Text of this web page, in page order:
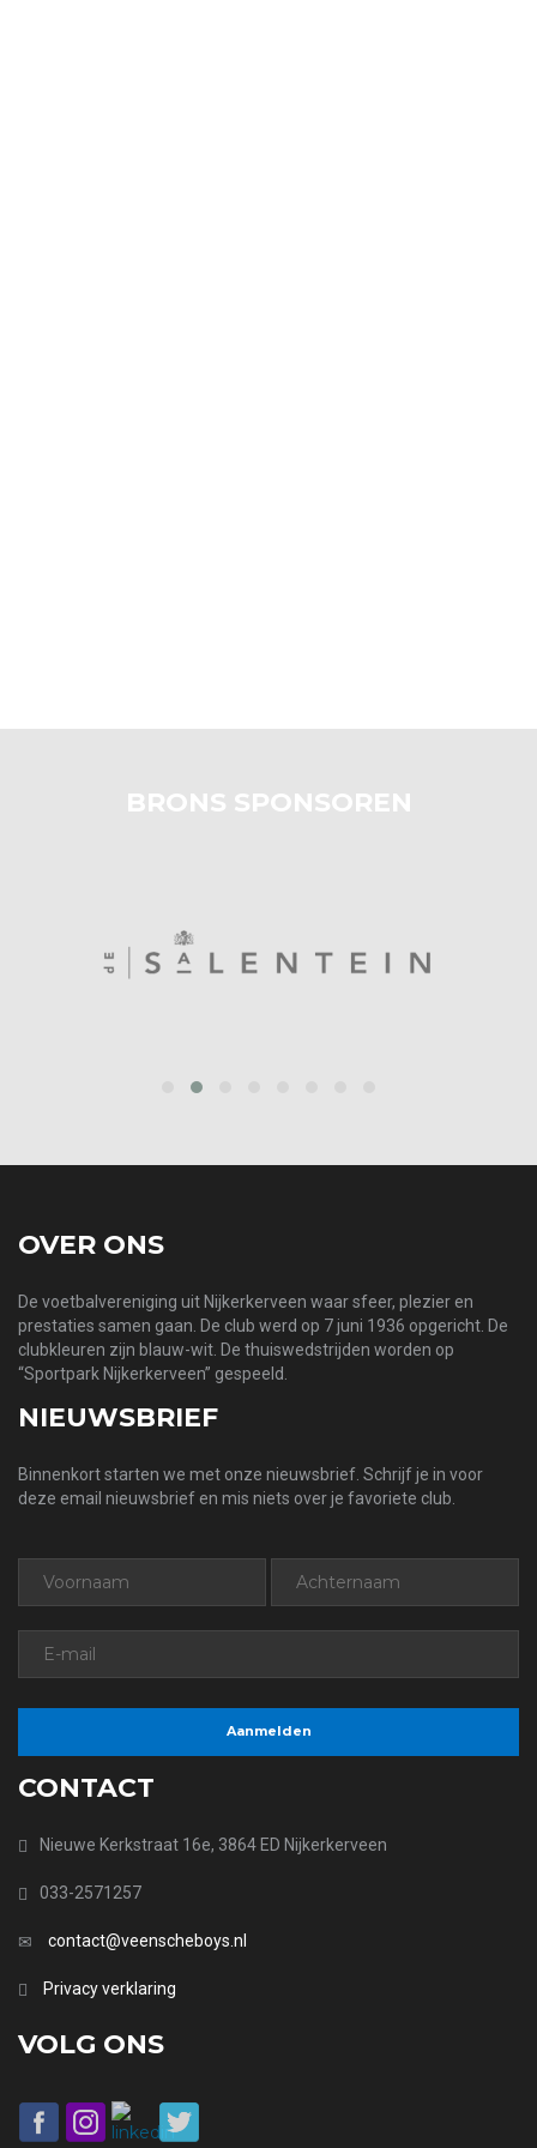
BRONS SPONSOREN
OVER ONS
De voetbalvereniging uit Nijkerkerveen waar sfeer, plezier en
prestaties samen gaan. De club werd op 7 juni 1936 opgericht. De
clubkleuren zijn blauw-wit. De thuiswedstrijden worden op
“Sportpark Nijkerkerveen” gespeeld.
NIEUWSBRIEF
Binnenkort starten we met onze nieuwsbrief. Schrijf je in voor
deze email nieuwsbrief en mis niets over je favoriete club.
CONTACT
Nieuwe Kerkstraat 16e, 3864 ED Nijkerkerveen
033-2571257
contact@veenscheboys.nl
Privacy verklaring
VOLG ONS